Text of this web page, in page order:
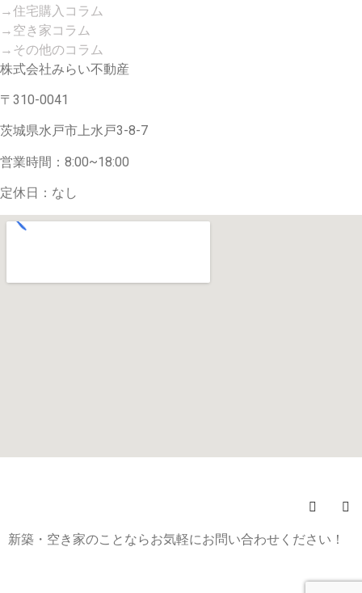
→住宅購入コラム
→空き家コラム
→その他のコラム
株式会社みらい不動産
〒310-0041
茨城県水戸市上水戸3-8-7
営業時間：8:00~18:00
定休日：なし
新築・空き家のことならお気軽にお問い合わせください！